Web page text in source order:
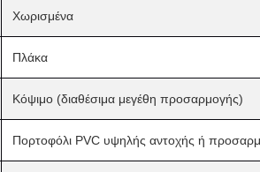
Χωρισμένα
Πλάκα
Κόψιμο (διαθέσιμα μεγέθη προσαρμογής)
Πορτοφόλι PVC υψηλής αντοχής ή